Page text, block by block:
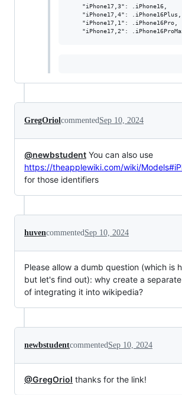
    "iPhone17,3": .iPhone16,
    "iPhone17,4": .iPhone16Plus,
    "iPhone17,1": .iPhone16Pro,
GregOriol commented Sep 10, 2024
@newbstudent You can also use
https://theapplewiki.com/wiki/
for those identifiers
huvencommented Sep 10, 2024
Please allow a dumb question (which is
but let's find out): why create a
of integrating it into wikipedia?
newbstudentcommented Sep 10, 2024
@GregOriol thanks for the link!